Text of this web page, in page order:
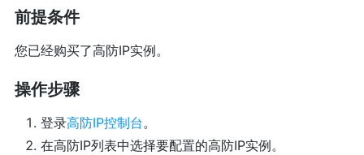
前提条件
您已经购买了高防IP实例。
操作步骤
登录高防IP控制台。
在高防IP列表中选择要配置的高防IP实例。